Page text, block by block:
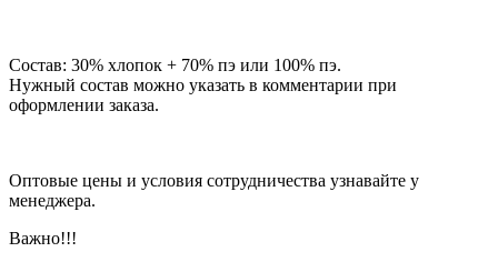
Состав: 30% хлопок + 70% пэ или 100% пэ.
Нужный состав можно указать в комментарии при
оформлении заказа.
Оптовые цены и условия сотрудничества узнавайте у
менеджера.
Важно!!!